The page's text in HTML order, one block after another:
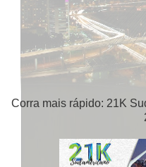
Corra mais rápido: 21K